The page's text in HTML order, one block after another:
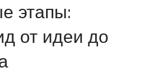
этапы:
от идеи до